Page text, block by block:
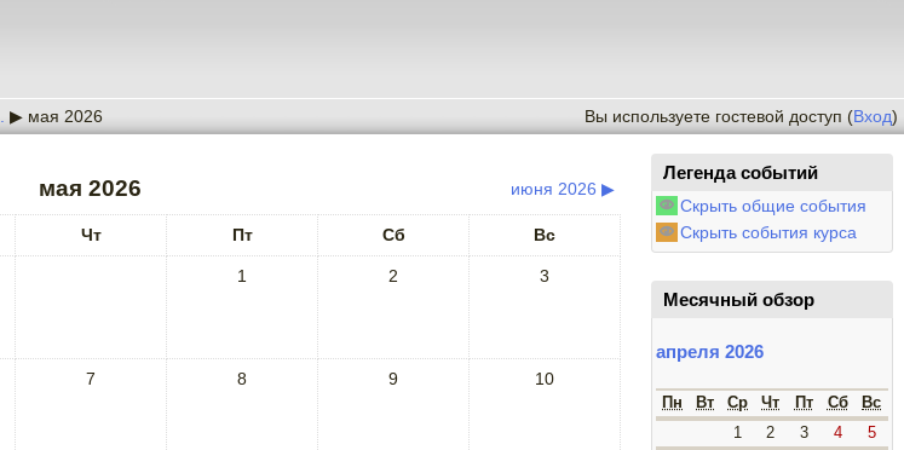
▶ мая 2026 Вы используете гостевой доступ (Вход)
мая 2026 июня 2026 ▶
Чт Пт Сб Вс
1 2 3
7 8 9 10
Легенда событий
Скрыть общие события
Скрыть события курса
Месячный обзор
апреля 2026
Пн Вт Ср Чт Пт Сб
Вс
1
2 3 4
5